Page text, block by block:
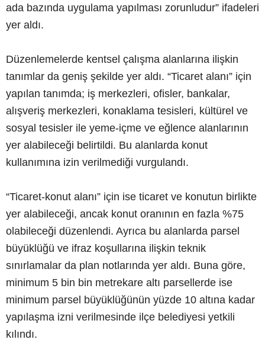
ada bazında uygulama yapılması zorunludur” ifadeleri
yer aldı.
Düzenlemelerde kentsel çalışma alanlarına ilişkin
tanımlar da geniş şekilde yer aldı. “Ticaret alanı” için
yapılan tanımda; iş merkezleri, ofisler, bankalar,
alışveriş merkezleri, konaklama tesisleri, kültürel ve
sosyal tesisler ile yeme-içme ve eğlence alanlarının
yer alabileceği belirtildi. Bu alanlarda konut
kullanımına izin verilmediği vurgulandı.
“Ticaret-konut alanı” için ise ticaret ve konutun birlikte
yer alabileceği, ancak konut oranının en fazla %75
olabileceği düzenlendi. Ayrıca bu alanlarda parsel
büyüklüğü ve ifraz koşullarına ilişkin teknik
sınırlamalar da plan notlarında yer aldı. Buna göre,
minimum 5 bin bin metrekare altı parsellerde ise
minimum parsel büyüklüğünün yüzde 10 altına kadar
yapılaşma izni verilmesinde ilçe belediyesi yetkili
kılındı.